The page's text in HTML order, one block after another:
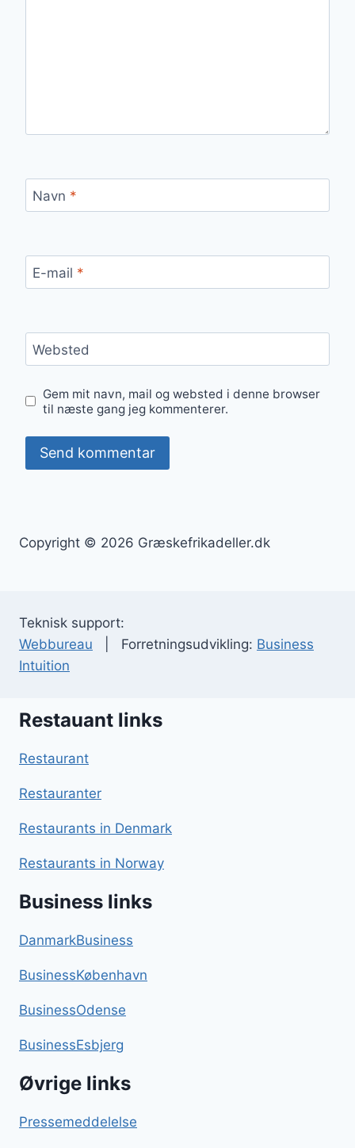
Navn *
E-mail *
Websted
Gem mit navn, mail og websted i denne browser
til næste gang jeg kommenterer.
Copyright © 2026 Græskefrikadeller.dk
Teknisk support:
Webbureau | Forretningsudvikling: Business
Intuition
Restauant links
Restaurant
Restauranter
Restaurants in Denmark
Restaurants in Norway
Business links
DanmarkBusiness
BusinessKøbenhavn
BusinessOdense
BusinessEsbjerg
Øvrige links
Pressemeddelelse